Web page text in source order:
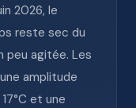
2026, le
reste sec du
peu agitée. Les
amplitude
et une